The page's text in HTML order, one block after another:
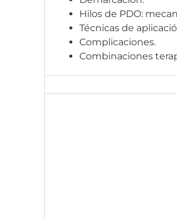
Hilos de PDO:
Técnicas de
Complicaciones.
Combinaciones